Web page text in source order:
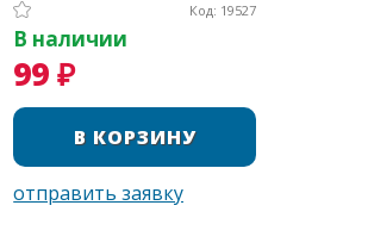
Код: 19527
В наличии
99 ₽